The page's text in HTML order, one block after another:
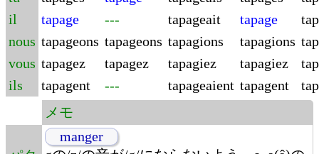
il
tapage --- tapageait tapage
nous tapageons tapageons tapagions tapagions
vous tapagez tapagez tapagiez tapagiez
ils
tapagent --- tapageaient tapagent
メモ
manger